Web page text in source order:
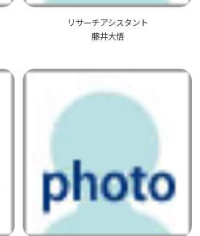
リサーチアシスタント
藤井大悟